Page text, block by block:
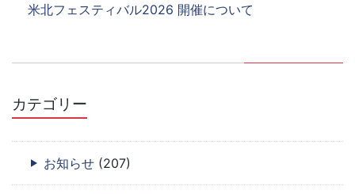
米北フェスティバル2026 開催について
カテゴリー
お知らせ (207)